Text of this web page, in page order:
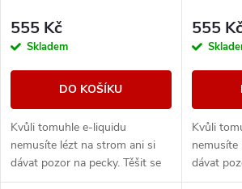
555 Kč
Skladem
DO KOŠÍKU
Kvůli tomuhle e-liquidu
nemusíte lézt na strom ani si
dávat pozor na pecky. Těšit se
však můžete na vynikající
555
Kvůli
dávat
však